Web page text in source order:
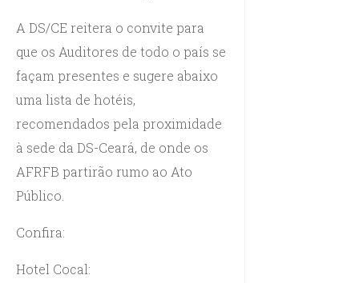
A DS/CE reitera o convite para
que os Auditores de todo o país se
façam presentes e sugere abaixo
uma lista de hotéis,
recomendados pela proximidade
à sede da DS-Ceará, de onde os
AFRFB partirão rumo ao Ato
Público.
Confira:
Hotel Cocal: